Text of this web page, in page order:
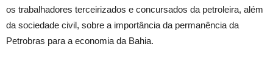
os trabalhadores terceirizados e concursados da petroleira, além
da sociedade civil, sobre a importância da permanência da
Petrobras para a economia da Bahia.